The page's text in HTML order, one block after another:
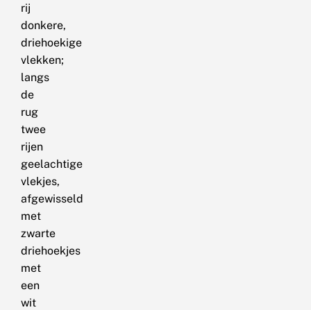
rij
donkere,
driehoekige
vlekken;
langs
de
rug
twee
rijen
geelachtige
vlekjes,
afgewisseld
met
zwarte
driehoekjes
met
een
wit